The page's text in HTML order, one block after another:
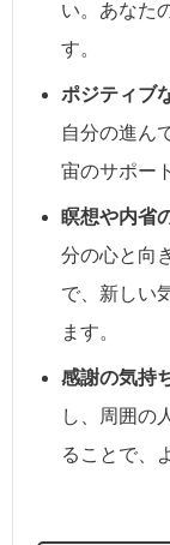
い。あなた
す。
ポジティブ
自分の進ん
宙のサポー
瞑想や内省
分の心と向
で、新しい
ます。
感謝の気持
し、周囲の
ることで、